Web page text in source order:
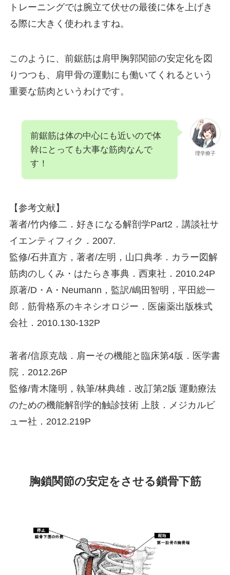
トレーニングでは腕立て伏せの最後に体を上げき
る際に大きく使われますね。
このように、前鋸筋は肩甲胸郭関節の安定化を図
りつつも、肩甲骨の運動にも働いてくれるという
重要な筋肉というわけです。
理学療子
前鋸筋は体の中心にも近いので体
幹にとっても大事な筋肉なんで
す！
【参考文献】
著者/竹内修二．好きになる解剖学Part2．講談社サ
イエンティフィク．2007.
監修/石井直方，著者/左明，山口典孝．カラー図解
筋肉のしくみ・はたらき事典．西東社．2010.24P
原著/D・A・Neumann，監訳/嶋田智明，平田総一
郎．筋骨格系のキネシオロジー．医歯薬出版株式
会社．2010.130-132P
著者/信原克哉．肩ーその機能と臨床第4版．医学書
院．2012.26P
監修/青木隆明，執筆/林典雄．改訂第2版 運動療法
のための機能解剖学的触診技術 上肢．メジカルビ
ュー社．2012.219P
胸鎖関節の安定をさせる鎖骨下筋